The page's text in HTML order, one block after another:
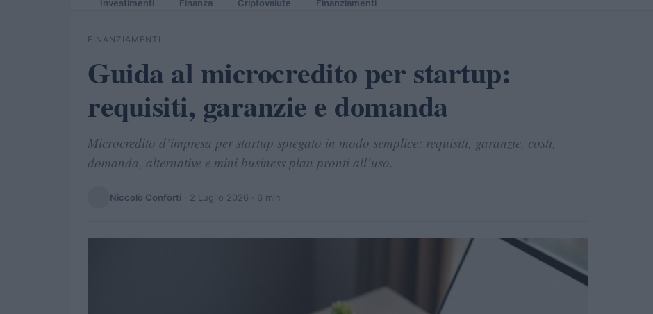
Investimenti Finanza Criptovalute Finanziamenti
FINANZIAMENTI
Guida al microcredito per startup:
requisiti, garanzie e domanda
Microcredito d’impresa per startup spiegato in modo semplice: requisiti, garanzie, costi,
domanda, alternative e mini business plan pronti all’uso.
Niccolò Conforti · 2 Luglio 2026 · 6 min